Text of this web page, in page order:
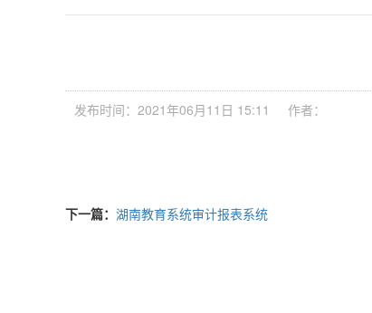
发布时间：2021年06月11日 15:11 作者：
下一篇： 湖南教育系统审计报表系统